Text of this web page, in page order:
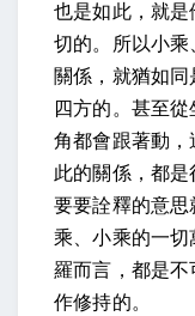
也是如此，就
切的。所以小
關係，就猶如
四方的。甚至
角都會跟著動
此的關係，都
要要詮釋的意
乘、小乘的一
羅而言，都是
作修持的。